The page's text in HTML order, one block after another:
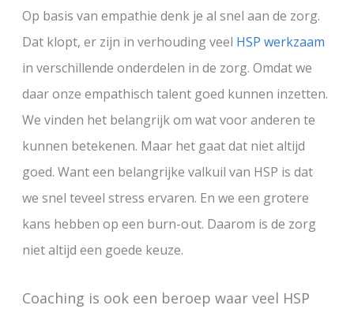
Op basis van empathie denk je al snel aan de zorg.
Dat klopt, er zijn in verhouding veel HSP werkzaam
in verschillende onderdelen in de zorg. Omdat we
daar onze empathisch talent goed kunnen inzetten.
We vinden het belangrijk om wat voor anderen te
kunnen betekenen. Maar het gaat dat niet altijd
goed. Want een belangrijke valkuil van HSP is dat
we snel teveel stress ervaren. En we een grotere
kans hebben op een burn-out. Daarom is de zorg
niet altijd een goede keuze.
Coaching is ook een beroep waar veel HSP